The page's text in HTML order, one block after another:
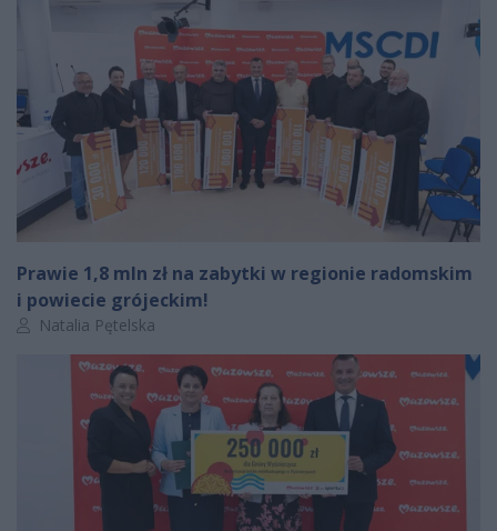
Prawie 1,8 mln zł na zabytki w regionie radomskim
i powiecie grójeckim!
Autor artykułu:
Natalia Pętelska